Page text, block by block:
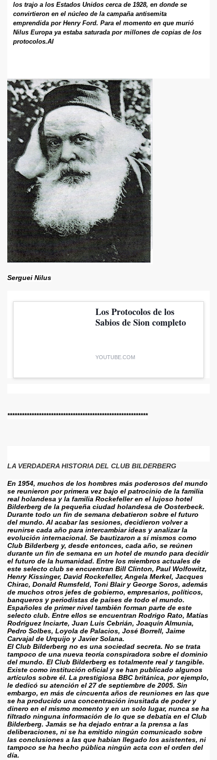
los trajo a los Estados Unidos cerca de 1928, en donde se
convirtieron en el núcleo de la campaña antisemita
emprendida por Henry Ford. Para el momento en que murió
Nilus Europa ya estaba saturada por millones de copias de los
protocolos.AI
Serguei Nilus
Los Protocolos de los
Sabios de Sion completo
YOUTUBE.COM
**********************************************************
LA VERDADERA HISTORIA DEL CLUB BILDERBERG
En 1954, muchos de los hombres más poderosos del mundo
se reunieron por primera vez bajo el patrocinio de la familia
real holandesa y la familia Rockefeller en el lujoso hotel
Bilderberg de la pequeña ciudad holandesa de Oosterbeck.
Durante todo un fin de semana debatieron sobre el futuro
del mundo. Al acabar las sesiones, decidieron volver a
reunirse cada año para intercambiar ideas y analizar la
evolución internacional. Se bautizaron a sí mismos como
Club Bilderberg y, desde entonces, cada año, se reúnen
durante un fin de semana en un hotel de mundo para decidir
el futuro de la humanidad. Entre los miembros actuales de
este selecto club se encuentran Bill Clinton, Paul Wolfowitz,
Henry Kissinger, David Rockefeller, Angela Merkel, Jacques
Chirac, Donald Rumsfeld, Toni Blair y George Soros, además
de muchos otros jefes de gobierno, empresarios, políticos,
banqueros y periodistas de países de todo el mundo.
Españoles de primer nivel también forman parte de este
selecto club. Entre ellos se encuentran Rodrigo Rato, Matías
Rodríguez Inciarte, Juan Luis Cebrián, Joaquín Almunia,
Pedro Solbes, Loyola de Palacios, José Borrell, Jaime
Carvajal de Urquijo y Javier Solana.
El Club Bilderberg no es una sociedad secreta. No se trata
tampoco de una nueva teoría conspiradora sobre el dominio
del mundo. El Club Bilderberg es totalmente real y tangible.
Existe como institución oficial y se han publicado algunos
artículos sobre él. La prestigiosa BBC británica, por ejemplo,
le dedicó su atención el 27 de septiembre de 2005. Sin
embargo, en más de cincuenta años de reuniones en las que
se ha producido una concentración inusitada de poder y
dinero en el mismo momento y en un solo lugar, nunca se ha
filtrado ninguna información de lo que se debatía en el Club
Bilderberg. Jamás se ha dejado entrar a la prensa a las
deliberaciones, ni se ha emitido ningún comunicado sobre
las conclusiones a las que habían llegado los asistentes, ni
tampoco se ha hecho pública ningún acta con el orden del
día.